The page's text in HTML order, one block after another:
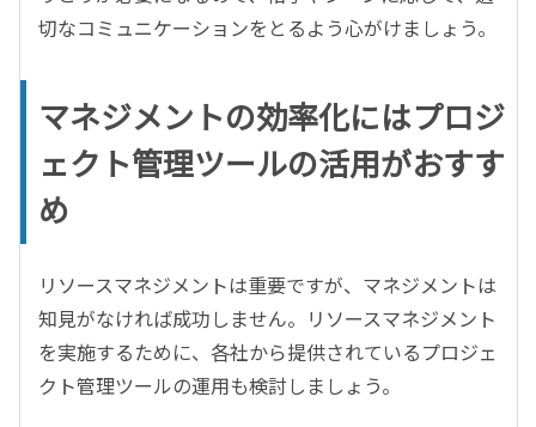
切なコミュニケーションをとるよう心がけましょう。
マネジメントの効率化にはプロジ
ェクト管理ツールの活用がおすす
め
リソースマネジメントは重要ですが、マネジメントは
知見がなければ成功しません。リソースマネジメント
を実施するために、各社から提供されているプロジェ
クト管理ツールの運用も検討しましょう。